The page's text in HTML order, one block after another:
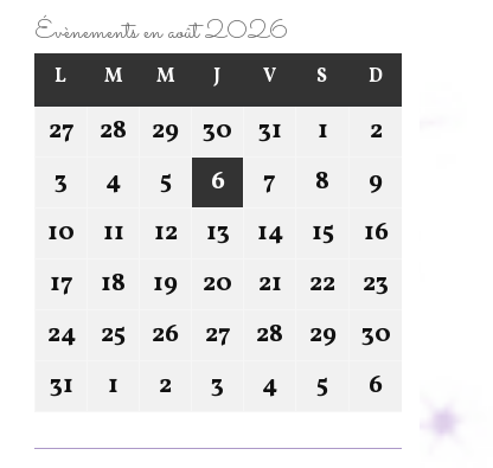
Évènements en août 2026
L M M J V S D
27 28 29 30 31 1
2
3
4 5 6 7 8
9
10
11 12 13 14 15
16
17
18 19 20 21 22
23
24
25 26 27 28 29
30
31
1 2 3 4 5 6